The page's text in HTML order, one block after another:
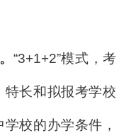
“3+1+2”模式，考
长和拟报考学校
校的办学条件，